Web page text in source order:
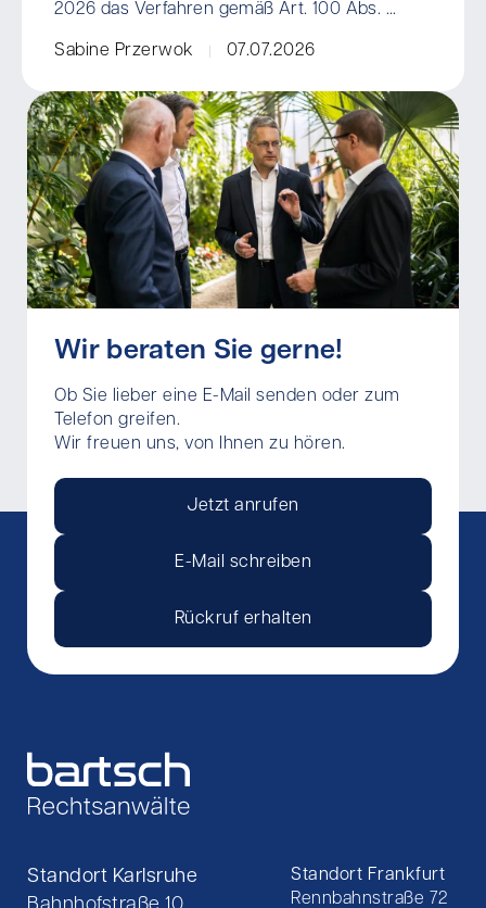
2026 das Verfahren gemäß Art. 100 Abs. ...
Sabine Przerwok 07.07.2026
Wir beraten Sie gerne!
Ob Sie lieber eine E-Mail senden oder zum
Telefon greifen.
Wir freuen uns, von Ihnen zu hören.
Jetzt anrufen
E-Mail schreiben
Rückruf erhalten
Standort Karlsruhe
Standort Frankfurt
Rennbahnstraße 72